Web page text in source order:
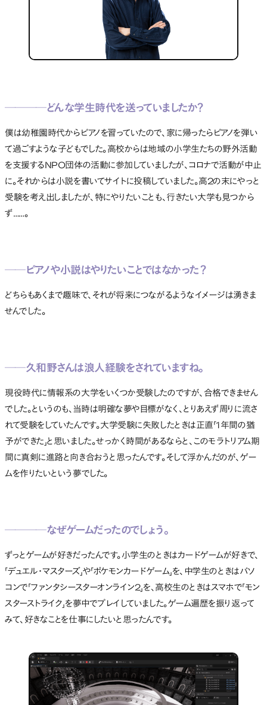
────どんな学生時代を送っていましたか？
僕は幼稚園時代からピアノを習っていたので、家に帰ったらピアノを弾い
て過ごすような子どもでした。高校からは地域の小学生たちの野外活動
を支援するNPO団体の活動に参加していましたが、コロナで活動が中止
に。それからは小説を書いてサイトに投稿していました。高2の末にやっと
受験を考え出しましたが、特にやりたいことも、行きたい大学も見つから
ず……。
──ピアノや小説はやりたいことではなかった？
どちらもあくまで趣味で、それが将来につながるようなイメージは湧きま
せんでした。
──久和野さんは浪人経験をされていますね。
現役時代に情報系の大学をいくつか受験したのですが、合格できません
でした。というのも、当時は明確な夢や目標がなく、とりあえず周りに流さ
れて受験をしていたんです。大学受験に失敗したときは正直「1年間の猶
予ができた」と思いました。せっかく時間があるならと、このモラトリアム期
間に真剣に進路と向き合おうと思ったんです。そして浮かんだのが、ゲー
ムを作りたいという夢でした。
────なぜゲームだったのでしょう。
ずっとゲームが好きだったんです。小学生のときはカードゲームが好きで、
「デュエル・マスターズ」や「ポケモンカードゲーム」を、中学生のときはパソ
コンで「ファンタシースターオンライン2」を、高校生のときはスマホで「モン
スターストライク」を夢中でプレイしていました。ゲーム遍歴を振り返って
みて、好きなことを仕事にしたいと思ったんです。